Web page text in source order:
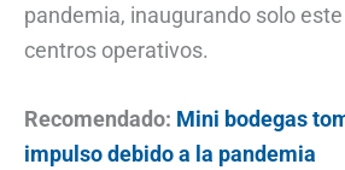
pandemia, inaugurando solo
centros operativos.
Recomendado: Mini bodegas
impulso debido a la pandemia